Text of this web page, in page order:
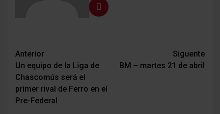
Navegación
de
entradas
Anterior
Un equipo de la Liga de
Chascomús será el
primer rival de Ferro en el
Pre-Federal
Siguente
BM – martes 21 de abril